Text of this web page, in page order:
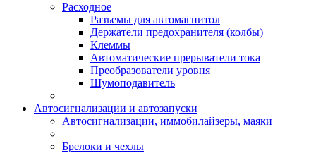
Расходное
Разъемы для автомагнитол
Держатели предохранителя (колбы)
Клеммы
Автоматические прерыватели тока
Преобразователи уровня
Шумоподавитель
Автосигнализации и автозапуски
Автосигнализации, иммобилайзеры, маяки
Брелоки и чехлы